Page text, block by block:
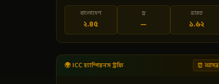
বাংলাদেশ
২.৪৫
ড্র
—
ভারত
১.৬২
🌍 ICC চ্যাম্পিয়নস ট্রফি ⏰ আসন্ন